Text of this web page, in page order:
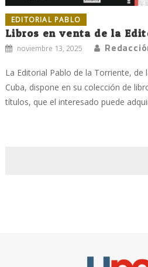
EDITORIAL PABLO
Libros en venta de la
noviembre 13, 2025
La Editorial Pablo de la Torriente, de
Cuba, dispone en su colección de
títulos, que el interesado puede